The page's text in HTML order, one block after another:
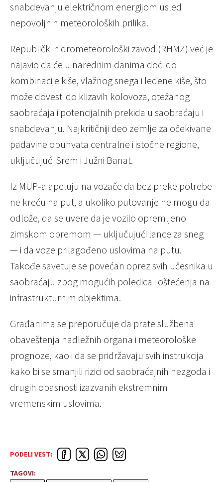
snabdevanju električnom energijom usled
nepovoljnih meteoroloških prilika.
Republički hidrometeorološki zavod (RHMZ) već je
najavio da će u narednim danima doći do
kombinacije kiše, vlažnog snega i ledene kiše, što
može dovesti do klizavih kolovoza, otežanog
saobraćaja i potencijalnih prekida u saobraćaju i
snabdevanju. Najkritičniji deo zemlje za očekivane
padavine obuhvata centralne i istočne regione,
uključujući Srem i Južni Banat.
Iz MUP‑a apeluju na vozače da bez preke potrebe
ne kreću na put, a ukoliko putovanje ne mogu da
odlože, da se uvere da je vozilo opremljeno
zimskom opremom — uključujući lance za sneg
— i da voze prilagođeno uslovima na putu.
Takođe savetuje se povećan oprez svih učesnika u
saobraćaju zbog mogućih poledica i oštećenja na
infrastrukturnim objektima.
Građanima se preporučuje da prate službena
obaveštenja nadležnih organa i meteorološke
prognoze, kao i da se pridržavaju svih instrukcija
kako bi se smanjili rizici od saobraćajnih nezgoda i
drugih opasnosti izazvanih ekstremnim
vremenskim uslovima.
PODELI VEST:
TAGOVI: